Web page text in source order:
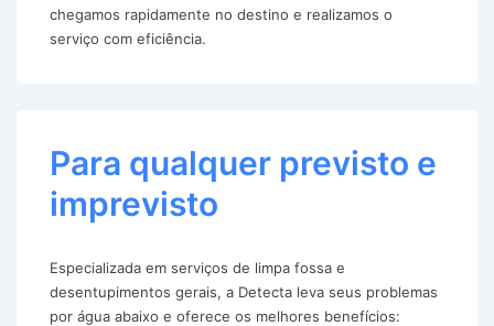
chegamos rapidamente no destino e realizamos o
serviço com eficiência.
Para qualquer previsto e
imprevisto
Especializada em serviços de limpa fossa e
desentupimentos gerais, a Detecta leva seus problemas
por água abaixo e oferece os melhores benefícios: